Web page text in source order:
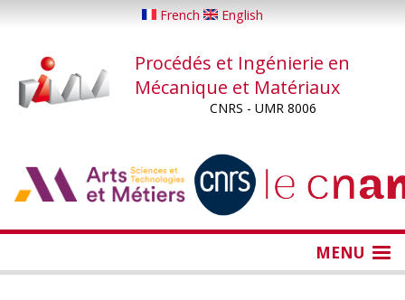
principal
French English
Procédés et Ingénierie en
Mécanique et Matériaux
CNRS - UMR 8006
MENU